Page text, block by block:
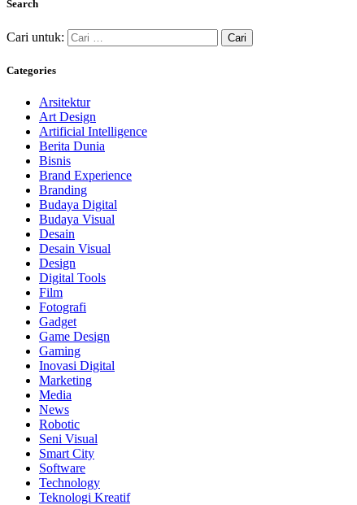
Search
Cari untuk:
Categories
Arsitektur
Art Design
Artificial Intelligence
Berita Dunia
Bisnis
Brand Experience
Branding
Budaya Digital
Budaya Visual
Desain
Desain Visual
Design
Digital Tools
Film
Fotografi
Gadget
Game Design
Gaming
Inovasi Digital
Marketing
Media
News
Robotic
Seni Visual
Smart City
Software
Technology
Teknologi Kreatif